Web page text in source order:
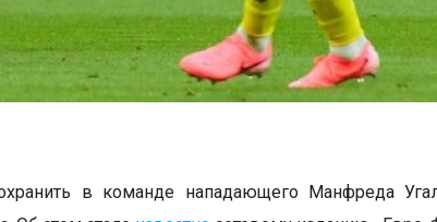
в команде нападающего Манфреда